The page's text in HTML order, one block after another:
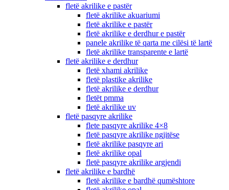
fletë akrilike e pastër
fletë akrilike akuariumi
fletë akrilike e pastër
fletë akrilike e derdhur e pastër
panele akrilike të qarta me cilësi të lartë
fletë akrilike transparente e lartë
fletë akrilike e derdhur
fletë xhami akrilike
fletë plastike akrilike
fletë akrilike e derdhur
fletët pmma
fletë akrilike uv
fletë pasqyre akrilike
flete pasqyre akrilike 4×8
fletë pasqyre akrilike ngjitëse
fletë akrilike pasqyre ari
fletë akrilike opal
fletë pasqyre akrilike argjendi
fletë akrilike e bardhë
fletë akrilike e bardhë qumështore